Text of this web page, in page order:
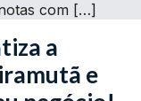
com […]
a
e